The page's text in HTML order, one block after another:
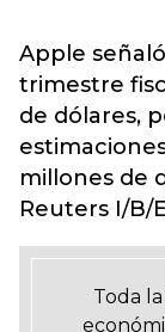
Apple
trimestre
de dólares,
millones de
Reuters I/B/
Toda